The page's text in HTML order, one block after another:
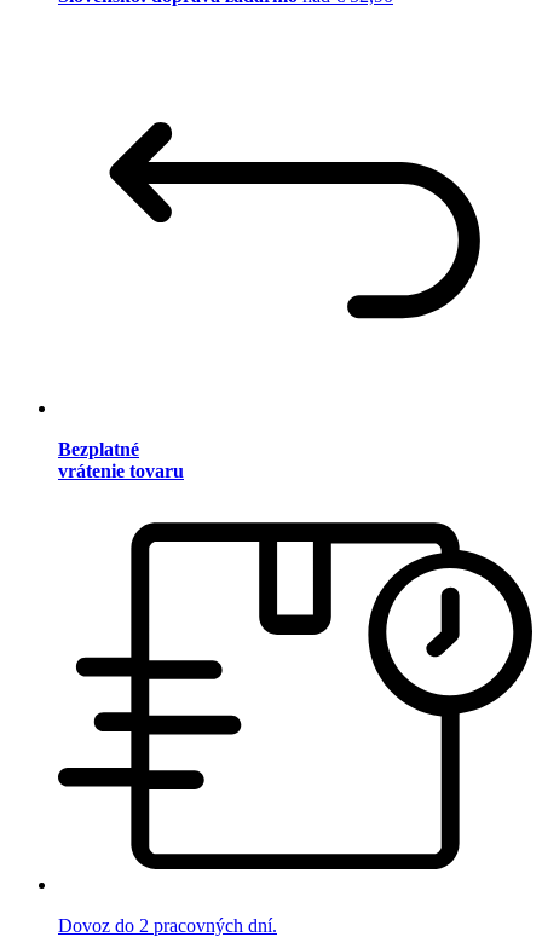
Bezplatné
vrátenie tovaru
Dovoz do 2 pracovných dní.